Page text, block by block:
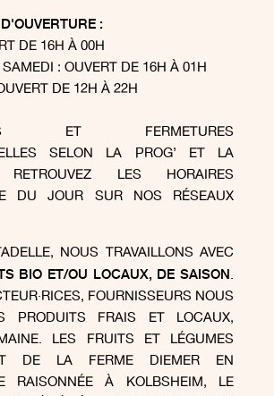
:
DE 16H À 00H
: OUVERT DE 16H À 01H
DE 12H À 22H
ET FERMETURES
SELON LA PROG’ ET LA
LES HORAIRES
DU JOUR SUR NOS RÉSEAUX
NOUS TRAVAILLONS AVEC
BIO ET/OU LOCAUX, DE SAISON.
FOURNISSEURS NOUS
PRODUITS FRAIS ET LOCAUX,
LES FRUITS ET LÉGUMES
DE LA FERME DIEMER EN
RAISONNÉE À KOLBSHEIM, LE